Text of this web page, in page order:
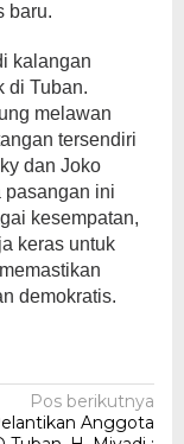
baru.
kalangan
di Tuban.
melawan
tersendiri
dan Joko
pasangan ini
kesempatan,
keras untuk
demokratis.
Pos berikutnya
Anggota